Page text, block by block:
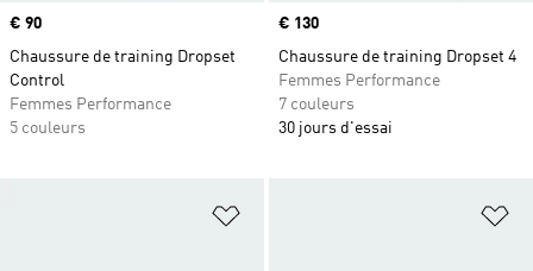
Prix
€ 90
Chaussure de training Dropset
Control
Femmes Performance
5 couleurs
Prix
€ 130
Chaussure de training Dropset 4
Femmes Performance
7 couleurs
30 jours d'essai
Ajouter à la Liste de produits